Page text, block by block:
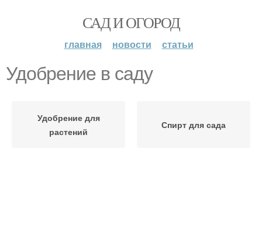
САД И ОГОРОД
главная новости статьи
Удобрение в саду
Удобрение для
растений
Спирт для сада